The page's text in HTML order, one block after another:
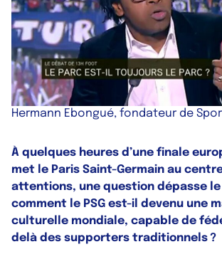
Hermann Ebongué, fondateur de
À quelques heures d’une finale
met le Paris Saint-Germain au
attentions, une question dépasse
comment le PSG est-il devenu une
culturelle mondiale, capable de
delà des supporters traditionnels ?